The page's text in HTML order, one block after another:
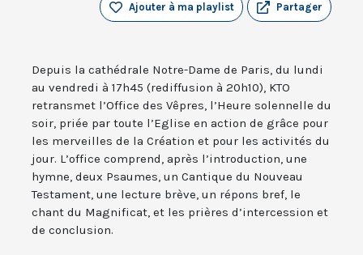
Partager
Ajouter à ma playlist
Depuis la cathédrale Notre-Dame de Paris, du lundi
au vendredi à 17h45 (rediffusion à 20h10), KTO
retransmet l’Office des Vêpres, l’Heure solennelle du
soir, priée par toute l’Eglise en action de grâce pour
les merveilles de la Création et pour les activités du
jour. L’office comprend, après l’introduction, une
hymne, deux Psaumes, un Cantique du Nouveau
Testament, une lecture brève, un répons bref, le
chant du Magnificat, et les prières d’intercession et
de conclusion.